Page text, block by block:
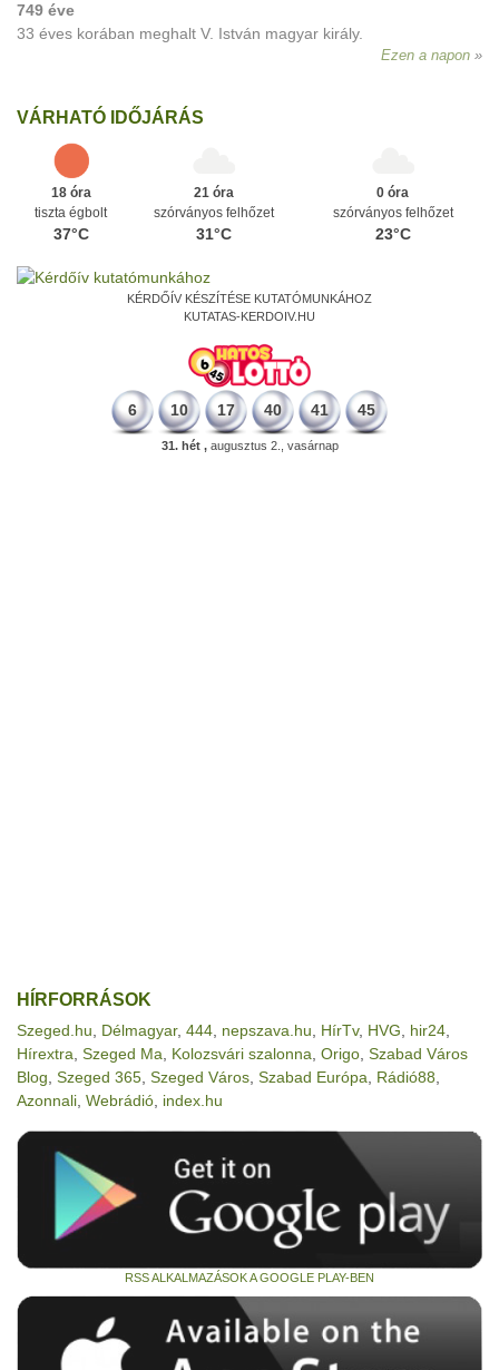
749 éve
33 éves korában meghalt V. István magyar király.
Ezen a napon
VÁRHATÓ IDŐJÁRÁS
18 óra
tiszta égbolt
37°C
21 óra
szórványos felhőzet
31°C
0 óra
szórványos felhőzet
23°C
KÉRDŐÍV KÉSZÍTÉSE KUTATÓMUNKÁHOZ
KUTATAS-KERDOIV.HU
6 10 17 40 41 45
31. hét ,augusztus 2., vasárnap
HÍRFORRÁSOK
Szeged.hu Délmagyar, 444 nepszava.hu HírTv, HVG hir24
Hírextra Szeged Ma Kolozsvári szalonna Origo Szabad Város
Blog Szeged 365 Szeged Város Szabad Európa Rádió88
Azonnali Webrádió index.hu
RSS ALKALMAZÁSOK A GOOGLE PLAY-BEN